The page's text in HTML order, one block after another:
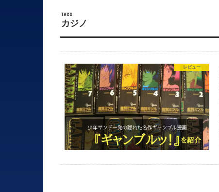
カジノ
レビュー